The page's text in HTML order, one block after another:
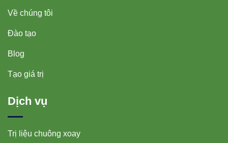
Về chúng tôi
Đào tạo
Blog
Tạo giá trị
Dịch vụ
Trị liệu chuông xoay